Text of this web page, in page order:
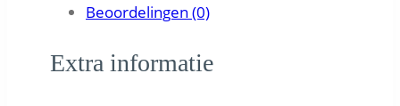
Beoordelingen (0)
Extra informatie